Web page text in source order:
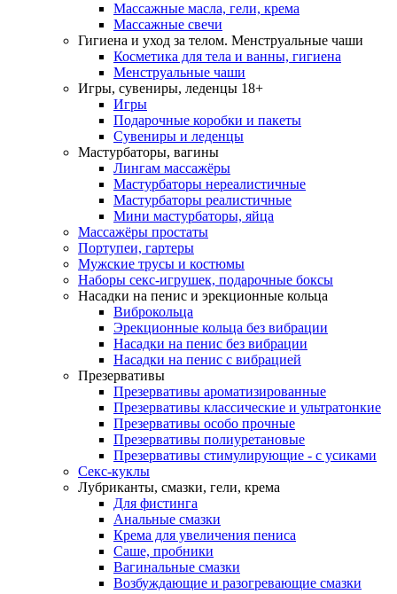
Массажные масла, гели, крема
Массажные свечи
Гигиена и уход за телом. Менструальные чаши
Косметика для тела и ванны, гигиена
Менструальные чаши
Игры, сувениры, леденцы 18+
Игры
Подарочные коробки и пакеты
Сувениры и леденцы
Мастурбаторы, вагины
Лингам массажёры
Мастурбаторы нереалистичные
Мастурбаторы реалистичные
Мини мастурбаторы, яйца
Массажёры простаты
Портупеи, гартеры
Мужские трусы и костюмы
Наборы секс-игрушек, подарочные боксы
Насадки на пенис и эрекционные кольца
Виброкольца
Эрекционные кольца без вибрации
Насадки на пенис без вибрации
Насадки на пенис с вибрацией
Презервативы
Презервативы ароматизированные
Презервативы классические и ультратонкие
Презервативы особо прочные
Презервативы полиуретановые
Презервативы стимулирующие - с усиками
Секс-куклы
Лубриканты, смазки, гели, крема
Для фистинга
Анальные смазки
Крема для увеличения пениса
Саше, пробники
Вагинальные смазки
Возбуждающие и разогревающие смазки